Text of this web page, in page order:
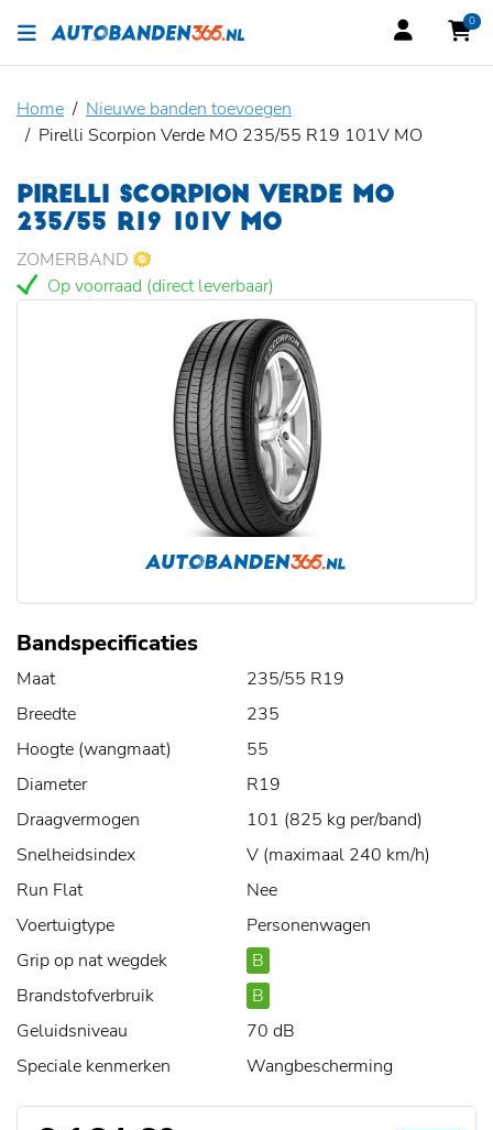
0
Home
Nieuwe banden toevoegen
Pirelli Scorpion Verde MO 235/55 R19 101V MO
PIRELLI SCORPION VERDE MO
235/55 R19 101V MO
ZOMERBAND
Op voorraad (direct leverbaar)
Bandspecificaties
Maat
235/55 R19
Breedte
235
Hoogte (wangmaat)
55
Diameter
R19
Draagvermogen
101 (825 kg per/band)
Snelheidsindex
V (maximaal 240 km/h)
Run Flat
Nee
Voertuigtype
Personenwagen
Grip op nat wegdek
B
Brandstofverbruik
B
Geluidsniveau
70 dB
Speciale kenmerken
Wangbescherming